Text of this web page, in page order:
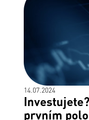
14.07.2024
prvním